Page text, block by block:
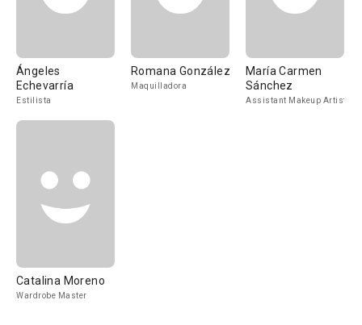
Ángeles
Echevarría
Estilista
Romana González
Maquilladora
María Carmen
Sánchez
Assistant Makeup Artist
Catalina Moreno
Wardrobe Master